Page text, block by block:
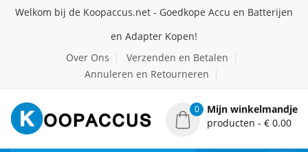
Welkom bij de Koopaccus.net - Goedkope Accu en Batterijen
en Adapter Kopen!
Over Ons
Verzenden en Betalen
Annuleren en Retourneren
0
Mijn winkelmandje
producten - € 0.00